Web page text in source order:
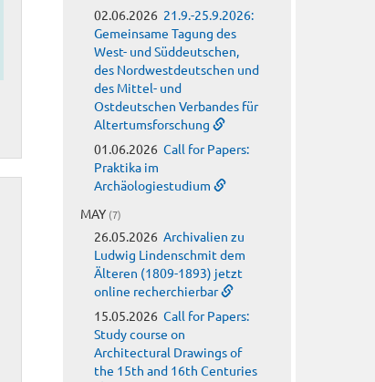
02.06.2026 21.9.-25.9.2026:
Gemeinsame Tagung des
West- und Süddeutschen,
des Nordwestdeutschen und
des Mittel- und
Ostdeutschen Verbandes für
Altertumsforschung
01.06.2026 Call for Papers:
Praktika im
Archäologiestudium
MAY (7)
26.05.2026 Archivalien zu
Ludwig Lindenschmit dem
Älteren (1809-1893) jetzt
online recherchierbar
15.05.2026 Call for Papers:
Study course on
Architectural Drawings of
the 15th and 16th Centuries